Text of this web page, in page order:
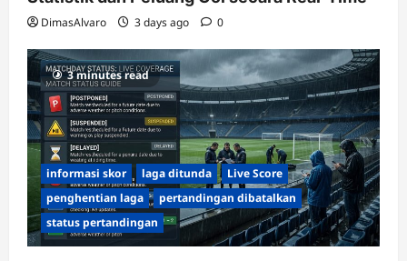
DimasAlvaro 3 days ago 0
3 minutes read
informasi skor laga ditunda
Live Score
penghentian laga
pertandingan dibatalkan
status pertandingan